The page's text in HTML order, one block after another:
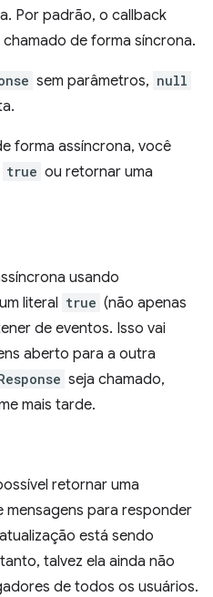
Por padrão, o callback
de forma síncrona.
sem parâmetros, null
forma assíncrona, você
true ou retornar uma
usando
literal true (não apenas
de eventos. Isso vai
aberto para a outra
seja chamado,
mais tarde.
retornar uma
mensagens para responder
está sendo
talvez ela ainda não
de todos os usuários.